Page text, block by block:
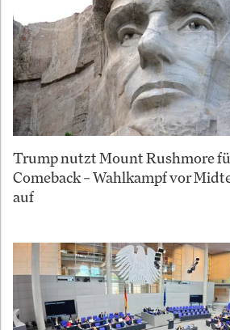
Trump nutzt Mount Rushmore
Comeback – Wahlkampf vor
auf